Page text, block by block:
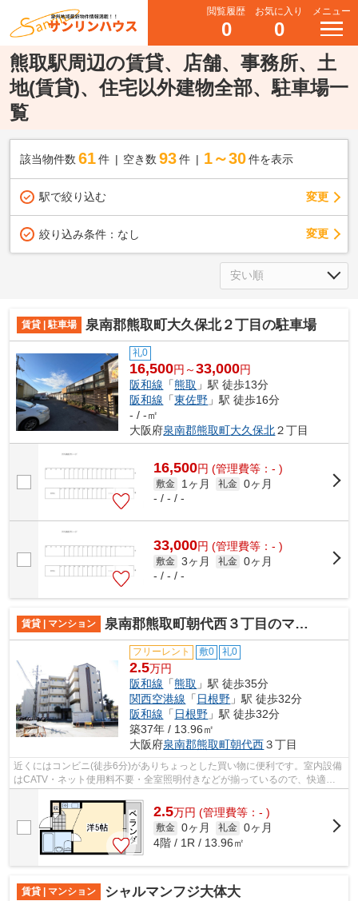
閲覧履歴
0
お気に入り
0
メニュー
熊取駅周辺の賃貸、店舗、事務所、土
地(賃貸)、住宅以外建物全部、駐車場一
覧
該当物件数 61件 空き数 93 件 1～30 件を表示
駅で絞り込む 変更
絞り込み条件： なし 変更
賃貸 | 駐車場 泉南郡熊取町大久保北２丁目の駐車場
礼0
16,500円～33,000円
阪和線 「熊取 」駅 徒歩13分
阪和線 「東佐野 」駅 徒歩16分
- / -㎡
大阪府泉南郡熊取町大久保北２丁目
16,500円 (管理費等：- )
敷金 1ヶ月 礼金 0ヶ月
- / - / -
33,000円 (管理費等：- )
敷金 3ヶ月 礼金 0ヶ月
- / - / -
賃貸 | マンション 泉南郡熊取町朝代西３丁目のマンション
フリーレント 敷0 礼0
2.5万円
阪和線 「熊取 」駅 徒歩35分
関西空港線 「 日根野 」駅 徒歩32分
阪和線 「 日根野 」駅 徒歩32分
築37年 / 13.96㎡
大阪府泉南郡熊取町朝代西３丁目
近くにはコンビニ(徒歩6分)がありちょっとした買い物に便利です。室内設備
はCATV・ネット使用料不要・全室照明付きなどが揃っているので、快適に
過ごしやすいお部屋になります。
2.5万円 (管理費等：- )
敷金 0ヶ月 礼金 0ヶ月
4階 / 1R / 13.96㎡
賃貸 | マンション シャルマンフジ大体大